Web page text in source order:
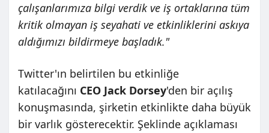
çalışanlarımıza bilgi verdik ve iş ortaklarına tüm
kritik olmayan iş seyahati ve etkinliklerini askıya
aldığımızı bildirmeye başladık."
Twitter'ın belirtilen bu etkinliğe
katılacağını CEO Jack Dorsey'den bir açılış
konuşmasında, şirketin etkinlikte daha büyük
bir varlık gösterecektir. Şeklinde açıklaması